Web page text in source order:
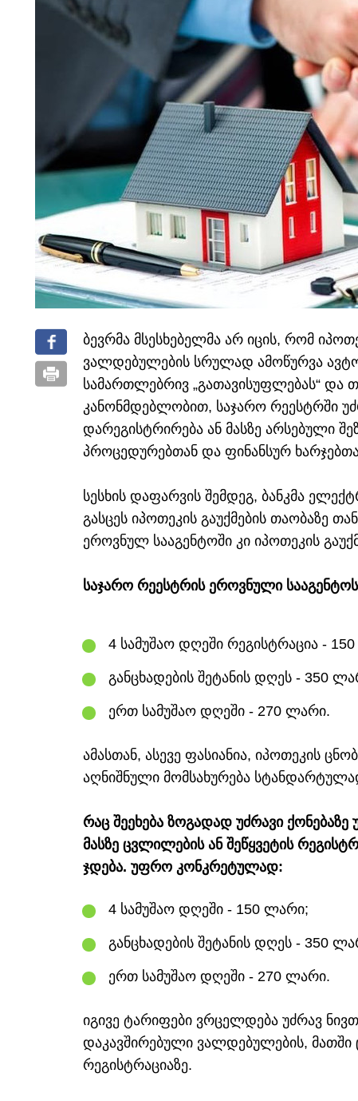
ბევრმა მსესხებელმა არ იცის, რომ
ვალდებულების სრულად ამოწურვა
სამართლებრივ „გათავისუფლებას“ და
კანონმდებლობით, საჯარო რეესტრში
დარეგისტრირება ან მასზე არსებული
პროცედურებთან და ფინანსურ
სესხის დაფარვის შემდეგ, ბანკმა
გასცეს იპოთეკის გაუქმების თაობაზე
ეროვნულ სააგენტოში კი იპოთეკის
საჯარო რეესტრის ეროვნული
4 სამუშაო დღეში რეგისტრაცია -
განცხადების შეტანის დღეს - 350
ერთ სამუშაო დღეში - 270 ლარი.
ამასთან, ასევე ფასიანია, იპოთეკის
აღნიშნული მომსახურება
რაც შეეხება ზოგადად უძრავი
მასზე ცვლილების ან შეწყვეტის
ჯდება. უფრო კონკრეტულად:
4 სამუშაო დღეში - 150 ლარი;
განცხადების შეტანის დღეს - 350
ერთ სამუშაო დღეში - 270 ლარი.
იგივე ტარიფები ვრცელდება უძრავ
დაკავშირებული ვალდებულების, მათში
რეგისტრაციაზე.